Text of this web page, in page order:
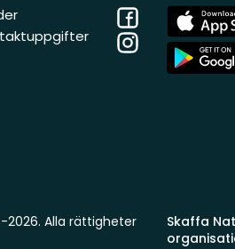
Facebook
Instagram
App
Store
App
Store
Skaffa
2026. Alla rättigheter